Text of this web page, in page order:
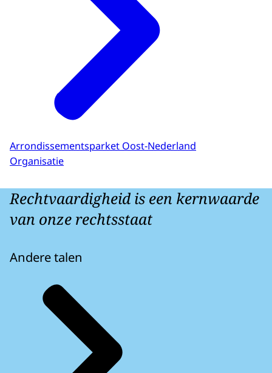
Arrondissementsparket Oost-Nederland
Organisatie
Rechtvaardigheid is een kernwaarde
van onze rechtsstaat
Andere talen